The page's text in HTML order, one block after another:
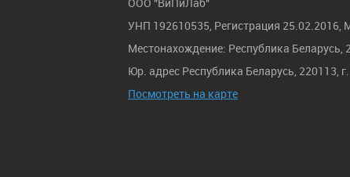
УНП 192610535, Регистрация 25.02.2016,
Местонахождение: Республика
Юр. адрес Республика Беларусь,
Посмотреть на карте